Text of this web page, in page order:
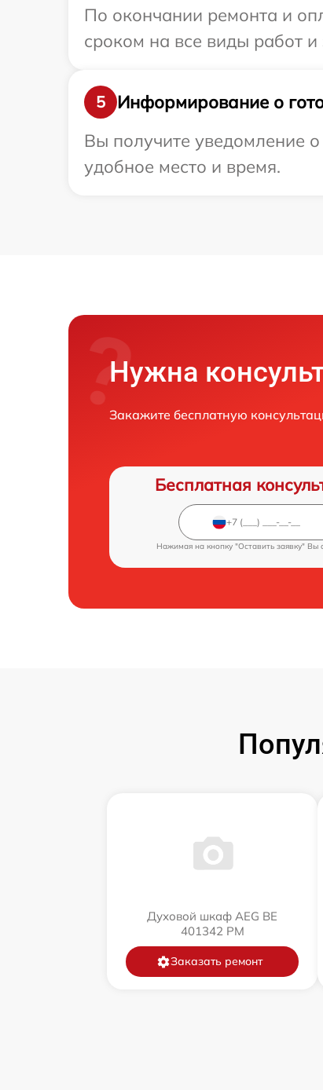
По окончании ремонта и
сроком на все виды работ и
5
Информирование о
Вы получите уведомление
удобное место и время.
Нужна
Закажите бесплатную
Бесплатная
Нажимая на кнопку "Оставить заявку" Вы
Духовой шкаф AEG BE
401342 PM
Заказать ремонт